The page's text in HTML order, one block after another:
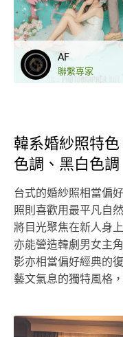
AF
聯繫專家
韓系婚紗照特
色調、黑白色調
台式的婚紗照相當偏
照則喜歡用最平凡自
將目光聚焦在新人身
亦能營造韓劇男女主
影亦相當偏好經典的
藝文氣息的獨特風格